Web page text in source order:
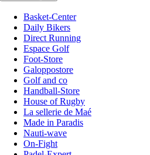
Basket-Center
Daily Bikers
Direct Running
Espace Golf
Foot-Store
Galoppostore
Golf and co
Handball-Store
House of Rugby
La sellerie de Maé
Made in Paradis
Nauti-wave
On-Fight